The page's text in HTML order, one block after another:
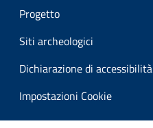
Progetto
Siti archeologici
Dichiarazione di accessibilità
Impostazioni Cookie